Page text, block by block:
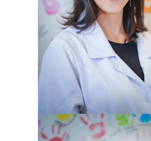
RAFAELLA GEHM